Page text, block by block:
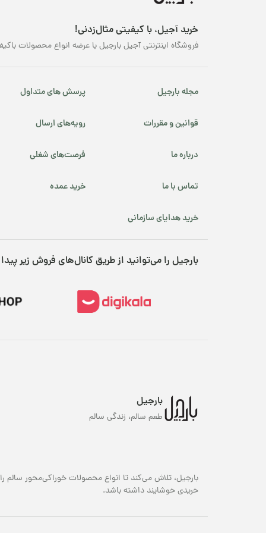
محصولات ارگانیک
پسته شامی
خرید آجیل، با کیفیتی مثال‌زدنی!
فروشگاه اینترنتی آجیل بارجیل با عرضه انواع محصولات
مجله بارجیل پرسش های متداول
قوانین و مقررات رویه‌های ارسال
درباره ما فرصت‌های شغلی
تماس با ما خرید عمده
خرید هدایای سازمانی
بارجیل را می‌توانید از طریق کانال‌های فروش زیر
بارجیل
طعم سالم، زندگی سالم
بارجیل، تلاش می‌کند تا انواع محصولات خوراکی‌محور سالم
خریدی خوشایند داشته باشد.